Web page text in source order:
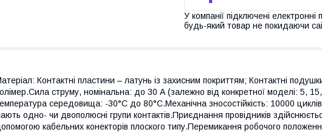
У компанії підключені
будь-який товар не покидаючи
Контактні пластини – латунь із захисним покриттям; Контактні
струму, номінальна: до 30 А (залежно від конкретної моделі: 5,
середовища: -30°С до 80°С.Механічна зносостійкість: 10000
одно- чи двополюсні групи контактів.Приєднання провідників
кабельних конекторів плоского типу.Перемикання робочого